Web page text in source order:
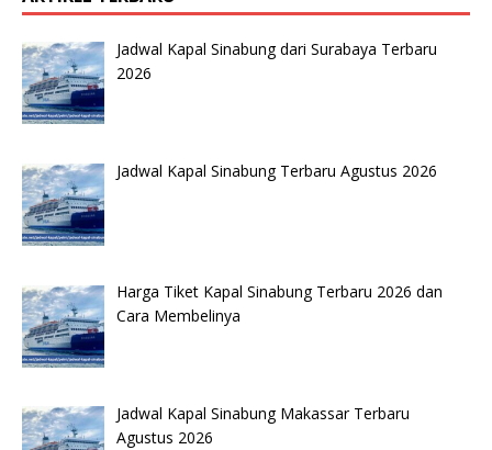
Jadwal Kapal Sinabung dari Surabaya Terbaru
2026
Jadwal Kapal Sinabung Terbaru Agustus 2026
Harga Tiket Kapal Sinabung Terbaru 2026 dan
Cara Membelinya
Jadwal Kapal Sinabung Makassar Terbaru
Agustus 2026